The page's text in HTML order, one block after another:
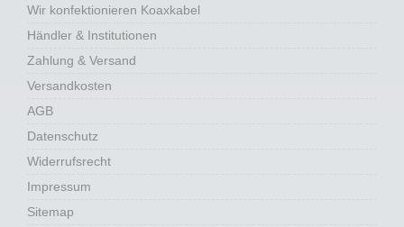
Wir konfektionieren Koaxkabel
Händler & Institutionen
Zahlung & Versand
Versandkosten
AGB
Datenschutz
Widerrufsrecht
Impressum
Sitemap